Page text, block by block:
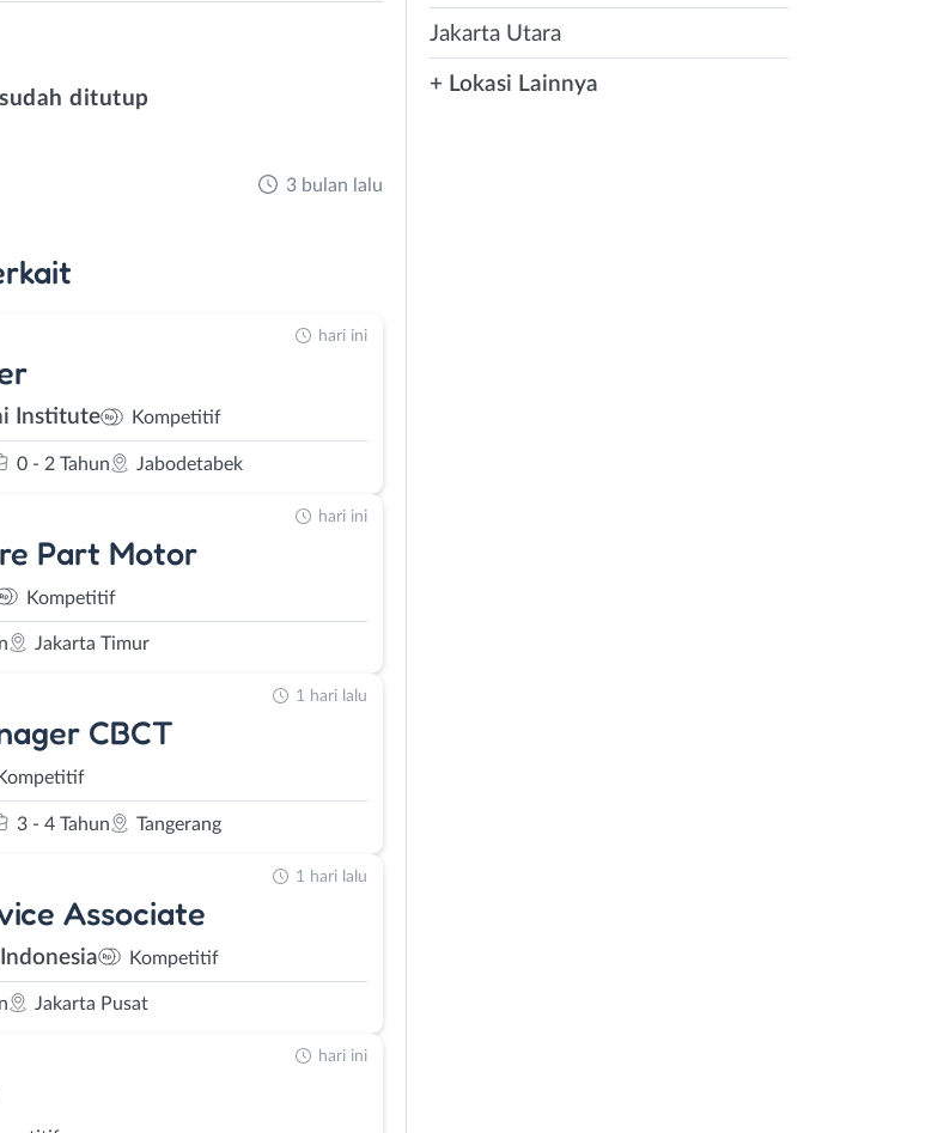
ditutup
3 bulan lalu
Institute Kompetitif
0 - 2 Tahun Jabodetabek
hari ini
Part Motor
Kompetitif
Jakarta Timur
hari ini
CBCT
Kompetitif
3 - 4 Tahun Tangerang
1 hari lalu
Associate
Kompetitif
Jakarta Pusat
1 hari lalu
hari ini
Jakarta Utara
+ Lokasi Lainnya